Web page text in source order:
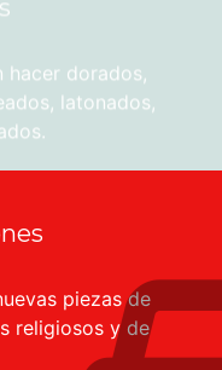
dorados,
latonados,
piezas de
religiosos y de